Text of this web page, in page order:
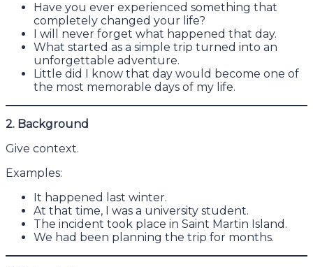
Have you ever experienced something that
completely changed your life?
I will never forget what happened that day.
What started as a simple trip turned into an
unforgettable adventure.
Little did I know that day would become one of
the most memorable days of my life.
2. Background
Give context.
Examples:
It happened last winter.
At that time, I was a university student.
The incident took place in Saint Martin Island.
We had been planning the trip for months.